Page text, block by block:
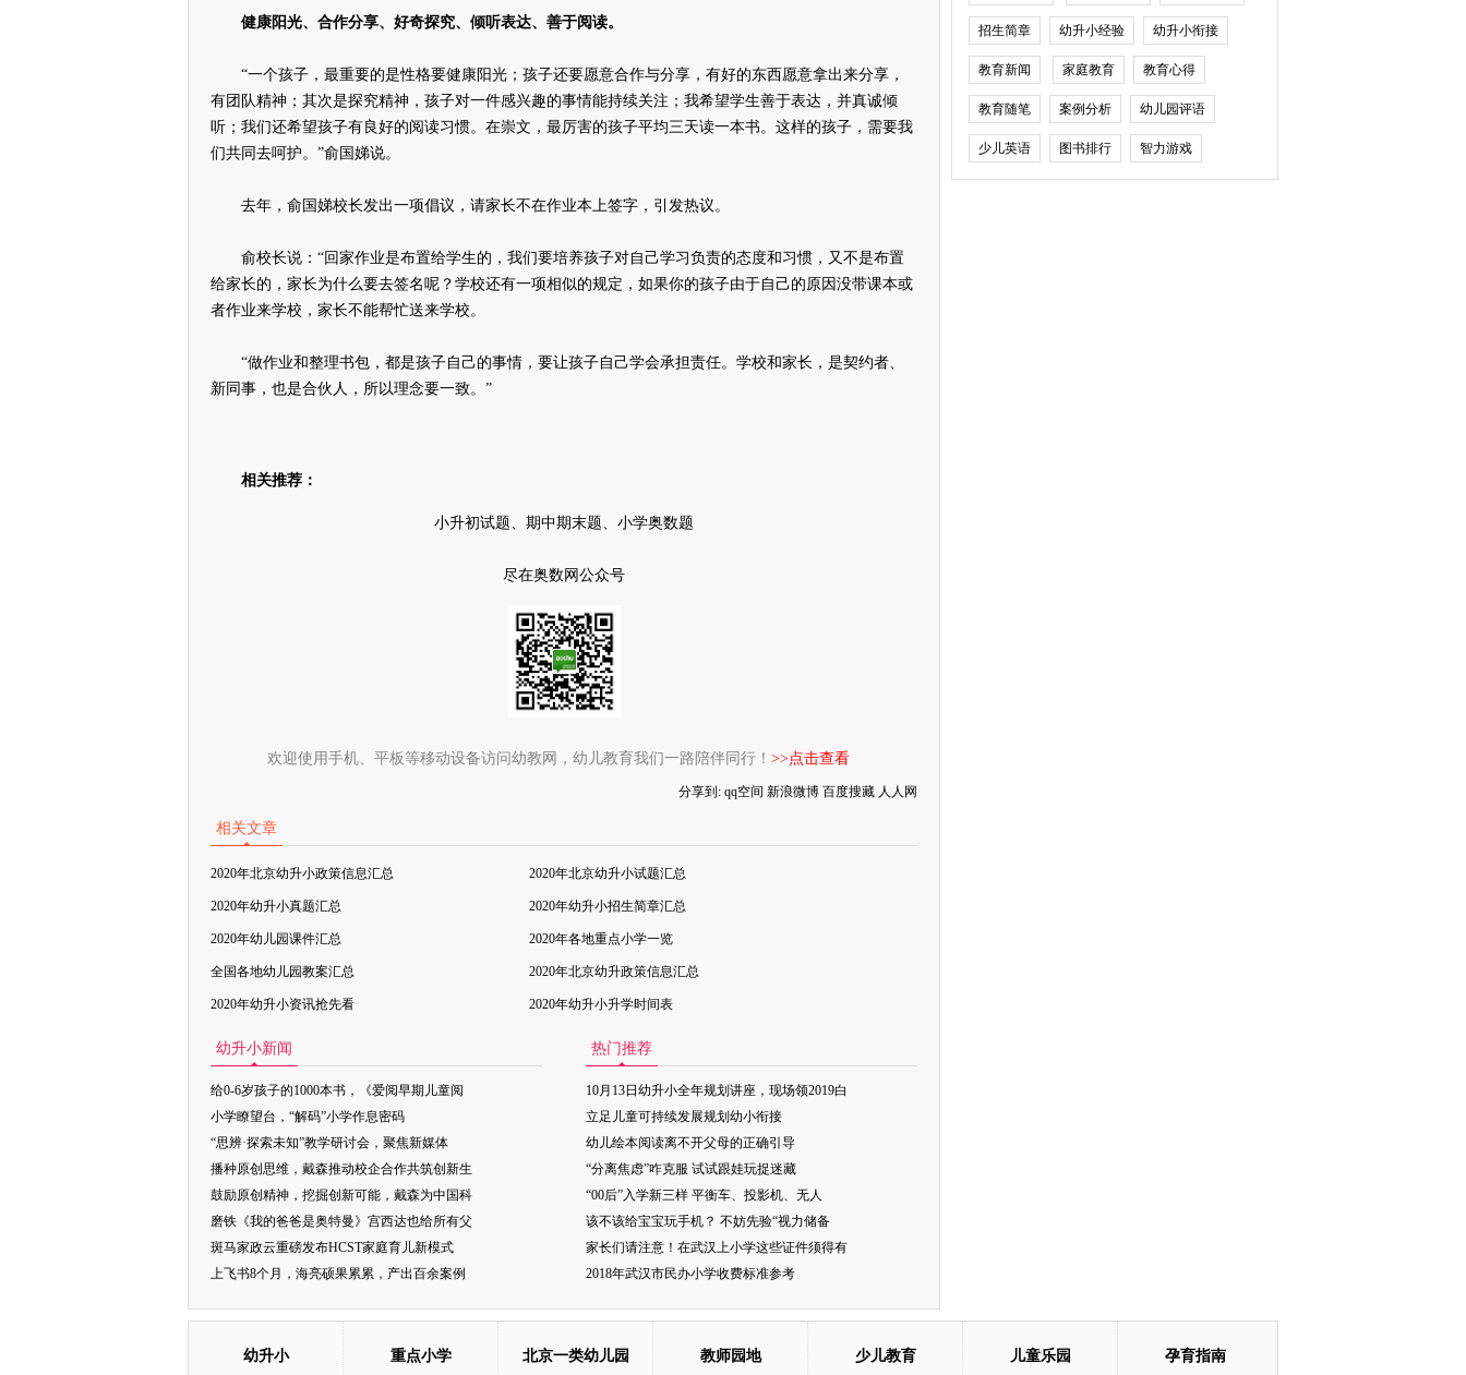
健康阳光、合作分享、好奇探究、倾听表达、善于阅读。
“一个孩子，最重要的是性格要健康阳光；孩子还要愿意合作与分享，有好的东西愿意拿出来分享，
有团队精神；其次是探究精神，孩子对一件感兴趣的事情能持续关注；我希望学生善于表达，并真诚倾
听；我们还希望孩子有良好的阅读习惯。在崇文，最厉害的孩子平均三天读一本书。这样的孩子，需要我
们共同去呵护。”俞国娣说。
去年，俞国娣校长发出一项倡议，请家长不在作业本上签字，引发热议。
俞校长说：“回家作业是布置给学生的，我们要培养孩子对自己学习负责的态度和习惯，又不是布置
给家长的，家长为什么要去签名呢？学校还有一项相似的规定，如果你的孩子由于自己的原因没带课本或
者作业来学校，家长不能帮忙送来学校。
“做作业和整理书包，都是孩子自己的事情，要让孩子自己学会承担责任。学校和家长，是契约者、
新同事，也是合伙人，所以理念要一致。”
相关推荐：
小升初试题、期中期末题、小学奥数题
尽在奥数网公众号
欢迎使用手机、平板等移动设备访问幼教网，幼儿教育我们一路陪伴同行！ >>点击查看
分享到: qq空间 新浪微博 百度搜藏 人人网
相关文章
2020年北京幼升小政策信息汇总 2020年北京幼升小试题汇总
2020年幼升小真题汇总 2020年幼升小招生简章汇总
2020年幼儿园课件汇总 2020年各地重点小学一览
全国各地幼儿园教案汇总 2020年北京幼升政策信息汇总
2020年幼升小资讯抢先看 2020年幼升小升学时间表
幼升小新闻
给0-6岁孩子的1000本书，《爱阅早期儿童阅
小学瞭望台，“解码”小学作息密码
“思辨·探索未知”教学研讨会，聚焦新媒体
播种原创思维，戴森推动校企合作共筑创新生
鼓励原创精神，挖掘创新可能，戴森为中国科
磨铁《我的爸爸是奥特曼》宫西达也给所有父
斑马家政云重磅发布HCST家庭育儿新模式
上飞书8个月，海亮硕果累累，产出百余案例
热门推荐
10月13日幼升小全年规划讲座，现场领2019白
立足儿童可持续发展规划幼小衔接
幼儿绘本阅读离不开父母的正确引导
“分离焦虑”咋克服 试试跟娃玩捉迷藏
“00后”入学新三样 平衡车、投影机、无人
该不该给宝宝玩手机？ 不妨先验“视力储备
家长们请注意！在武汉上小学这些证件须得有
2018年武汉市民办小学收费标准参考
招生简章 幼升小经验 幼升小衔接
教育新闻 家庭教育 教育心得
教育随笔 案例分析 幼儿园评语
少儿英语 图书排行 智力游戏
幼升小 重点小学 北京一类幼儿园 教师园地 少儿教育 儿童乐园 孕育指南